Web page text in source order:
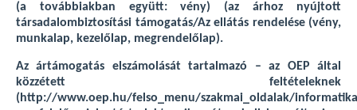
(a továbbiakban együtt: vény) (az árhoz nyújtott
társadalombiztosítási támogatás/Az ellátás rendelése (vény,
munkalap, kezelőlap, megrendelőlap).
Az ártámogatás elszámolását tartalmazó – az OEP által
közzétett feltételeknek
(http://www.oep.hu/felso_menu/szakmai_oldalak/